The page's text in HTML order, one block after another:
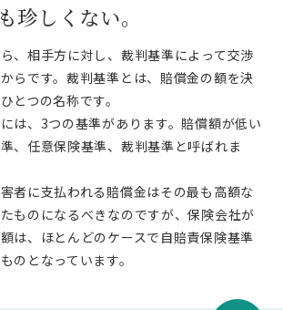
珍しくない。
、相手方に対し、裁判基準によって交渉
らです。裁判基準とは、賠償金の額を決
とつの名称です。
は、3つの基準があります。賠償額が低い
、任意保険基準、裁判基準と呼ばれま
者に支払われる賠償金はその最も高額な
ものになるべきなのですが、保険会社が
は、ほとんどのケースで自賠責保険基準
のとなっています。